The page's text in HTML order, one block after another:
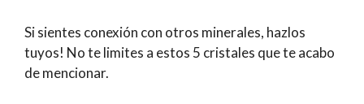
Si sientes conexión con otros minerales, hazlos
tuyos! No te limites a estos 5 cristales que te acabo
de mencionar.